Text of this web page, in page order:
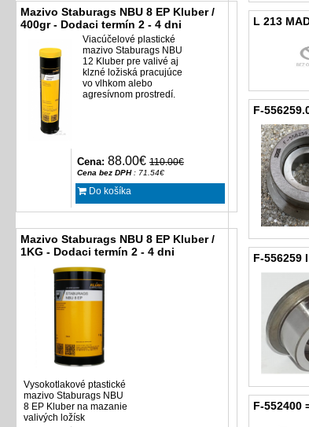
Mazivo Staburags NBU 8 EP Kluber /
400gr - Dodaci termín 2 - 4 dni
Viacúčelové plastické
mazivo Staburags NBU
12 Kluber pre valivé aj
klzné ložiská pracujúce
vo vlhkom alebo
agresívnom prostredí.
Cena: 88.00€ 110.00€
Cena bez DPH: 71.54€
Do košíka
Mazivo Staburags NBU 8 EP Kluber /
1KG - Dodaci termín 2 - 4 dni
Vysokotlakové ptastické
mazivo Staburags NBU
8 EP Kluber na mazanie
valivých ložísk
L 213
F-
F-556259
F-552400